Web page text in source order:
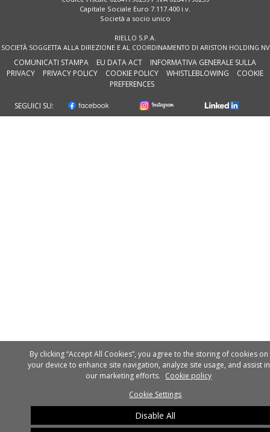
Capitale Sociale Euro 7.117.400 i.v.
Società a socio unico
RIELLO S.P.A.
SOCIETÀ SOGGETTA ALLA DIREZIONE E AL COORDINAMENTO DI ARISTON HOLDING NV
COMUNICATI STAMPA EU DATA ACT
INFORMATIVA GENERALE SULLA
PRIVACY
PRIVACY POLICY COOKIE POLICY WHISTLEBLOWING
COOKIE
PREFERENCES
SEGUICI SU:
By clicking “Accept All Cookies”, you agree to the storing of cookies on
your device to enhance site navigation, analyze site usage, and assist in
our marketing efforts. Cookie policy
Cookie Settings
Disable All